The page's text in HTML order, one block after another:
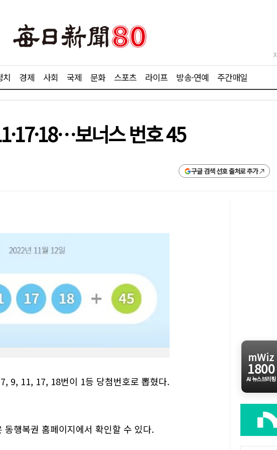
치 경제 사회 국제 문화 스포츠 라이프 방송·연예 주간매일
보너스 번호 45
구글 검색 선호 출처로 추가
9, 11, 17, 18번이 1등 당첨번호로 뽑혔다.
행복권 홈페이지에서 확인할 수 있다.
mWiz
1800
AI 뉴스브리핑